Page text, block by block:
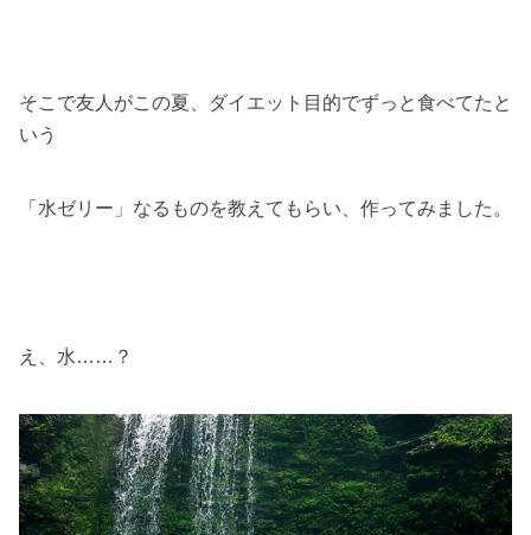
そこで友人がこの夏、ダイエット目的でずっと食べてたと
いう
「水ゼリー」なるものを教えてもらい、作ってみました。
え、水……？